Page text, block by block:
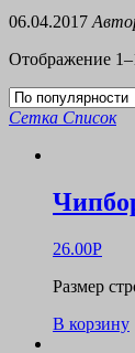
06.04.2017
Отображение
Сетка Список
26.00Р
Размер
В корзину